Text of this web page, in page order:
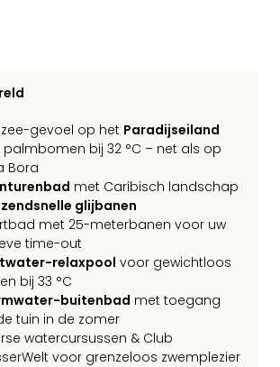
gevoel op het Paradijseiland
bij 32 °C – net als op
Bora
met Caribisch landschap
glijbanen
met 25-meterbanen voor uw
time-out
relaxpool voor gewichtloos
bij 33 °C
buitenbad met toegang
tuin in de zomer
watercursussen & Club
voor grenzeloos zwemplezier